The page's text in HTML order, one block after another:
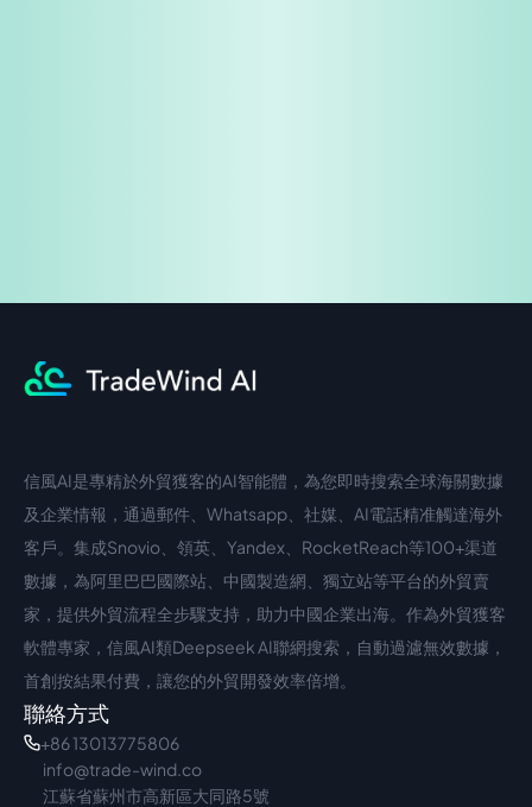
中文入口
信風AI是專精於外貿獲客的AI智能體，為您即時搜索全球海關數據
及企業情報，通過郵件、Whatsapp、社媒、AI電話精准觸達海外
客戶。集成Snovio、領英、Yandex、RocketReach等100+渠道
數據，為阿里巴巴國際站、中國製造網、獨立站等平台的外貿賣
家，提供外貿流程全步驟支持，助力中國企業出海。作為外貿獲客
軟體專家，信風AI類Deepseek AI聯網搜索，自動過濾無效數據，
首創按結果付費，讓您的外貿開發效率倍增。
聯絡方式
+86 13013775806
info@trade-wind.co
江蘇省蘇州市高新區大同路5號